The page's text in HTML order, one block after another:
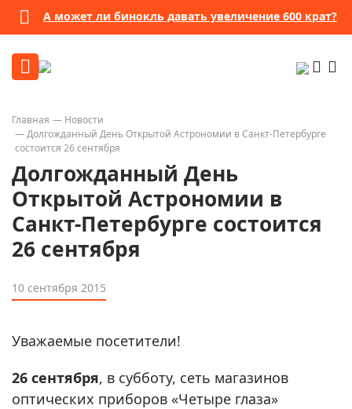
А может ли бинокль давать увеличение 600 крат?
Главная
Новости
Долгожданный День Открытой Астрономии в Санкт-Петербурге
состоится 26 сентября
Долгожданный День
Открытой Астрономии в
Санкт-Петербурге состоится
26 сентября
10 сентября 2015
Уважаемые посетители!
26 сентября, в субботу, сеть магазинов
оптических приборов «Четыре глаза»